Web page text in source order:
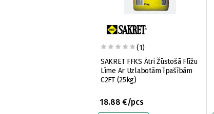
(1)
SAKRET FFKS Ātri Žūstošā Flīžu
Līme Ar Uzlabotām Īpašībām
C2FT (25kg)
18.88 €/pcs